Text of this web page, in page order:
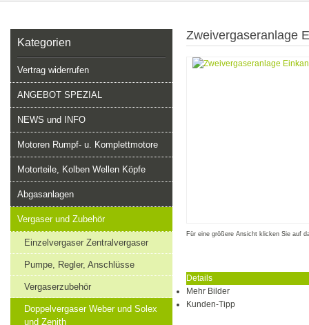
Kategorien
Vertrag widerrufen
ANGEBOT SPEZIAL
NEWS und INFO
Motoren Rumpf- u. Komplettmotore
Motorteile, Kolben Wellen Köpfe
Abgasanlagen
Vergaser und Zubehör
Einzelvergaser Zentralvergaser
Pumpe, Regler, Anschlüsse
Vergaserzubehör
Doppelvergaser Weber und Solex
und Zenith
Zweivergaseranlage
Für eine größere Ansicht klicken Sie auf
Details
Mehr Bilder
Kunden-Tipp